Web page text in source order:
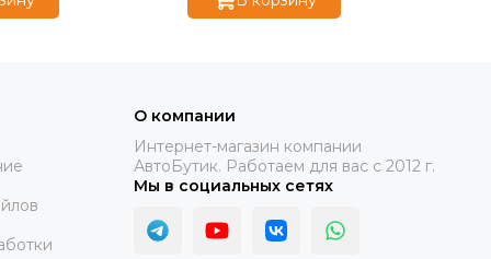
О компании
Интернет-магазин компании
АвтоБутик. Работаем для вас с 2012 г.
Мы в социальных сетях